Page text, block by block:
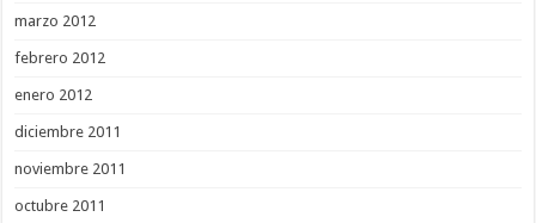
marzo 2012
febrero 2012
enero 2012
diciembre 2011
noviembre 2011
octubre 2011